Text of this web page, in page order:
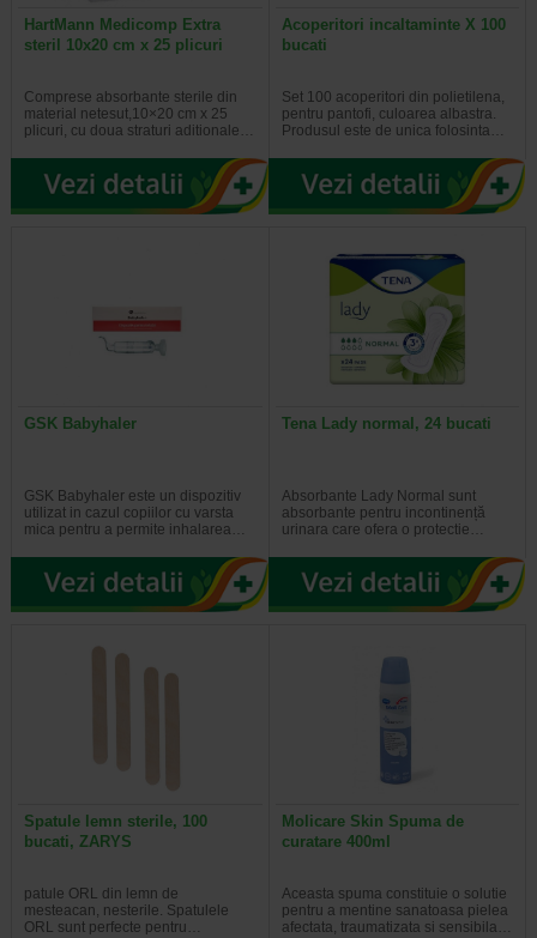
HartMann Medicomp Extra
steril 10x20 cm x 25 plicuri
Comprese absorbante sterile din
material netesut,10×20 cm x 25
plicuri, cu doua straturi aditionale…
Acoperitori incaltaminte X 100
bucati
Set 100 acoperitori din polietilena,
pentru pantofi, culoarea albastra.
Produsul este de unica folosinta…
GSK Babyhaler
GSK Babyhaler este un dispozitiv
utilizat in cazul copiilor cu varsta
mica pentru a permite inhalarea…
Tena Lady normal, 24 bucati
Absorbante Lady Normal sunt
absorbante pentru incontinență
urinara care ofera o protectie…
Spatule lemn sterile, 100
bucati, ZARYS
patule ORL din lemn de
mesteacan, nesterile. Spatulele
ORL sunt perfecte pentru…
Molicare Skin Spuma de
curatare 400ml
Aceasta spuma constituie o solutie
pentru a mentine sanatoasa pielea
afectata, traumatizata si sensibila…